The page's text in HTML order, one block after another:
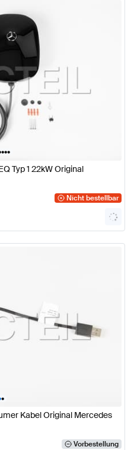
•••
Typ 1 22kW Original
Nicht bestellbar
•
Kabel Original Mercedes
Vorbestellung